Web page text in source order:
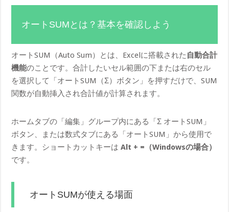
オートSUMとは？基本を確認しよう
オートSUM（Auto Sum）とは、Excelに搭載された 自動合計
機能のことです。合計したいセル範囲の下または右のセル
を選択して「オートSUM（Σ）ボタン」を押すだけで、SUM
関数が自動挿入され合計値が計算されます。
ホームタブの「編集」グループ内にある「Σ オートSUM」
ボタン、または数式タブにある「オートSUM」から使用で
きます。ショートカットキーはAlt + =（Windowsの場合）
です。
オートSUMが使える場面